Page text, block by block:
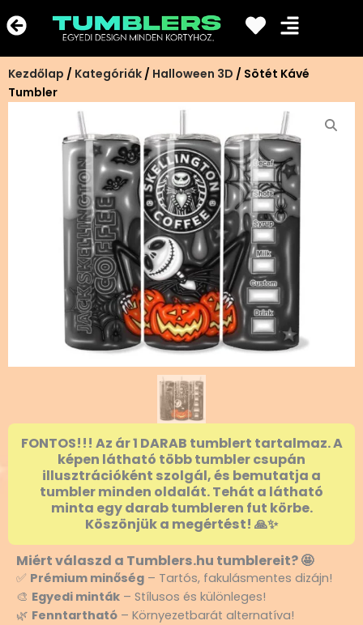
a
tartalomra
Kezdőlap / Kategóriák / Halloween 3D / Sötét Kávé
Tumbler
FONTOS!!! Az ár 1 DARAB tumblert tartalmaz. A
képen látható több tumbler csupán
illusztrációként szolgál, és bemutatja a
tumbler minden oldalát. Tehát a látható
minta egy darab tumbleren fut körbe.
Köszönjük a megértést! 🙏✨
Miért válaszd a Tumblers.hu tumblereit? 🤩
✅ Prémium minőség – Tartós, fakulásmentes dizájn!
🎨 Egyedi minták – Stílusos és különleges!
🌿 Fenntartható – Környezetbarát alternatíva!